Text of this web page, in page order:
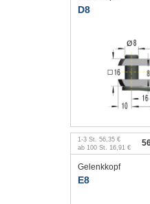
D8
1 -3 St. 56,35 €
ab 100 St. 16,91 €
Gelenkkopf
E8